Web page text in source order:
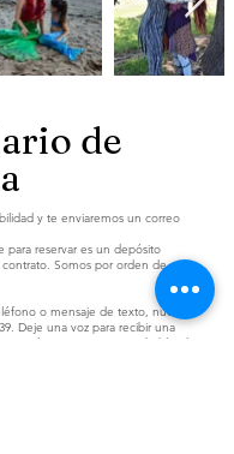
de
y te enviaremos un correo
para reservar es un depósito
Somos por orden de
o mensaje de texto, nuestro
. Deje una voz para recibir una
Normalmente no estamos hablando